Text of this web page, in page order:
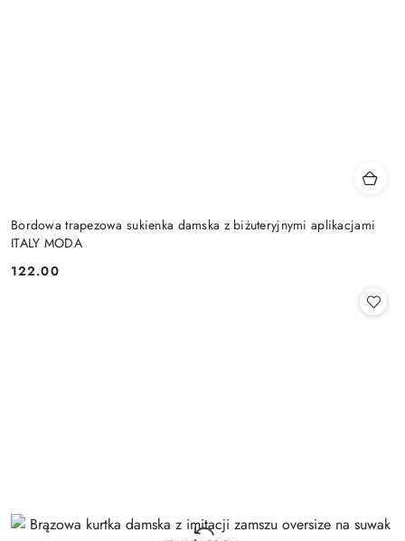
Bordowa trapezowa sukienka damska z biżuteryjnymi aplikacjami
ITALY MODA
Cena:
122.00